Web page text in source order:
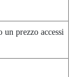
prezzo accessi